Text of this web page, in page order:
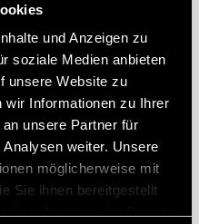
und Anzeigen zu
soziale Medien anbieten
unsere Website zu
wir Informationen zu Ihrer
unsere Partner für
weiter. Unsere
möglicherweise mit
Sie ihnen bereitgestellt